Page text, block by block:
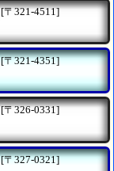
[〒321-4511]
[〒321-4351]
[〒326-0331]
[〒327-0321]